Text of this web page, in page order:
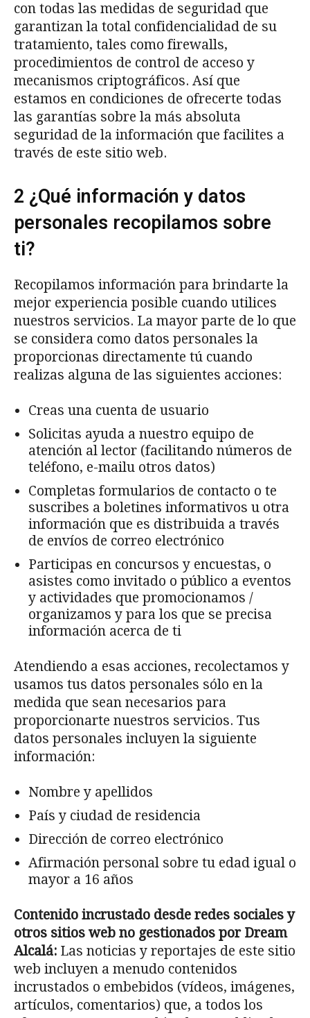
con todas las medidas de seguridad que
garantizan la total confidencialidad de su
tratamiento, tales como firewalls,
procedimientos de control de acceso y
mecanismos criptográficos. Así que
estamos en condiciones de ofrecerte todas
las garantías sobre la más absoluta
seguridad de la información que facilites a
través de este sitio web.
2 ¿Qué información y datos
personales recopilamos sobre
ti?
Recopilamos información para brindarte la
mejor experiencia posible cuando utilices
nuestros servicios. La mayor parte de lo que
se considera como datos personales la
proporcionas directamente tú cuando
realizas alguna de las siguientes acciones:
Creas una cuenta de usuario
Solicitas ayuda a nuestro equipo de
atención al lector (facilitando números de
teléfono, e-mailu otros datos)
Completas formularios de contacto o te
suscribes a boletines informativos u otra
información que es distribuida a través
de envíos de correo electrónico
Participas en concursos y encuestas, o
asistes como invitado o público a eventos
y actividades que promocionamos /
organizamos y para los que se precisa
información acerca de ti
Atendiendo a esas acciones, recolectamos y
usamos tus datos personales sólo en la
medida que sean necesarios para
proporcionarte nuestros servicios. Tus
datos personales incluyen la siguiente
información:
Nombre y apellidos
País y ciudad de residencia
Dirección de correo electrónico
Afirmación personal sobre tu edad igual o
mayor a 16 años
Contenido incrustado desde redes sociales y
otros sitios web no gestionados por Dream
Alcalá: Las noticias y reportajes de este sitio
web incluyen a menudo contenidos
incrustados o embebidos (vídeos, imágenes,
artículos, comentarios) que, a todos los